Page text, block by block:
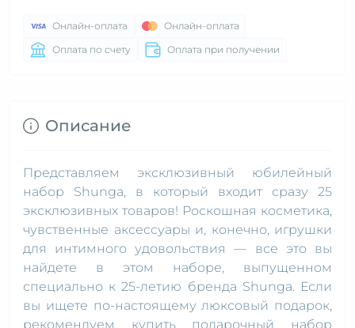
Онлайн-оплата
Онлайн-оплата
Оплата по счету
Оплата при получении
Описание
Представляем эксклюзивный юбилейный
набор Shunga, в который входит сразу 25
эксклюзивных товаров! Роскошная косметика,
чувственные аксессуары и, конечно, игрушки
для интимного удовольствия — все это вы
найдете в этом наборе, выпущенном
специально к 25-летию бренда Shunga. Если
вы ищете по-настоящему люксовый подарок,
рекомендуем купить подарочный набор